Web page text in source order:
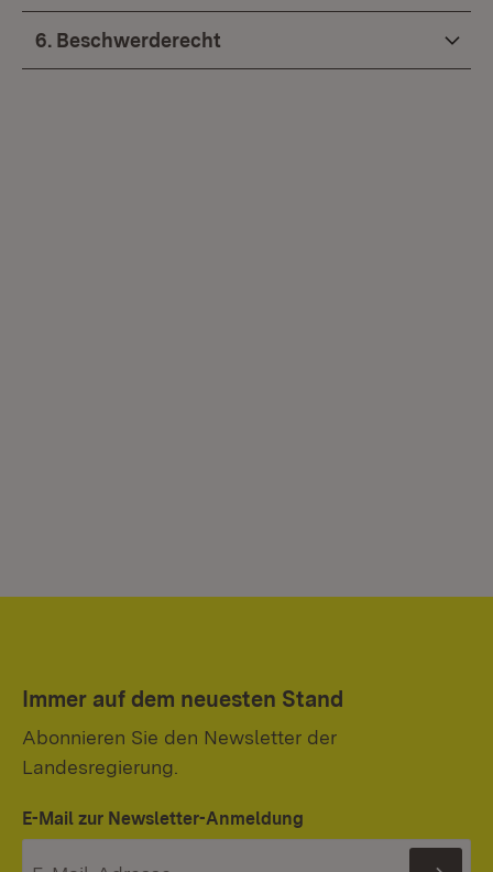
6. Beschwerderecht
Immer auf dem neuesten Stand
Abonnieren Sie den Newsletter der
Landesregierung.
E-Mail zur Newsletter-Anmeldung